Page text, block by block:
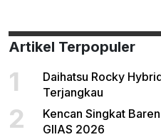
Artikel Terpopuler
1
Daihatsu Rocky
Terjangkau
2
Kencan Singkat
GIIAS 2026